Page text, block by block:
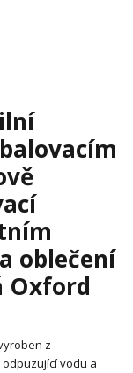
oblečení
Oxford
z
vodu a